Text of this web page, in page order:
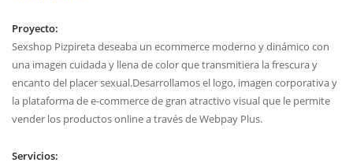
Proyecto:
Sexshop Pizpireta deseaba un ecommerce moderno y dinámico con
una imagen cuidada y llena de color que transmitiera la frescura y
encanto del placer sexual.Desarrollamos el logo, imagen corporativa y
la plataforma de e-commerce de gran atractivo visual que le permite
vender los productos online a través de Webpay Plus.
Servicios: